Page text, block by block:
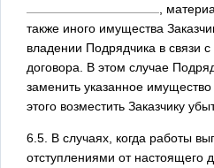
,
также иного имущества
владении Подрядчика в связи
договора. В этом случае
заменить указанное
этого возместить Заказчику
6.5. В случаях, когда работы
отступлениями от настоящего